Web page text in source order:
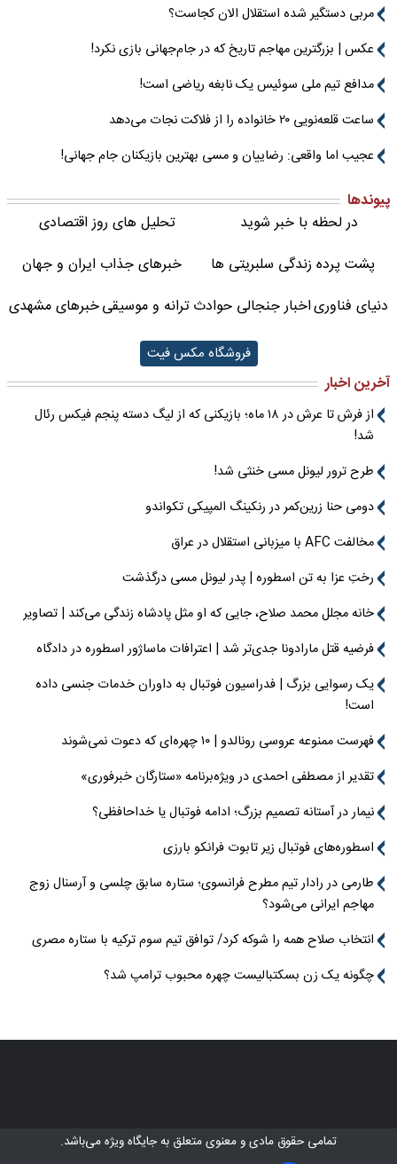
مربی دستگیر شده استقلال الان کجاست؟
عکس | بزرگترین مهاجم تاریخ که در جام‌جهانی بازی نکرد!
مدافع تیم ملی سوئیس یک نابغه ریاضی است!
ساعت قلعه‌نویی ۲۰ خانواده را از فلاکت نجات می‌دهد
عجیب اما واقعی: رضاییان و مسی بهترین بازیکنان جام جهانی!
پیوندها
در لحظه با خبر شوید
تحلیل های روز اقتصادی
پشت پرده زندگی سلبریتی ها
خبرهای جذاب ایران و جهان
دنیای فناوریاخبار جنجالی حوادثترانه و موسیقیخبرهای مشهدی
فروشگاه مکس فیت
آخرین اخبار
از فرش تا عرش در ۱۸ ماه؛ بازیکنی که از لیگ دسته پنجم فیکس رئال
شد!
طرح ترور لیونل مسی خنثی شد!
دومی حنا زرین‌کمر در رنکینگ المپیکی تکواندو
مخالفت AFC با میزبانی استقلال در عراق
رختِ عزا به تن اسطوره | پدر لیونل مسی درگذشت
خانه مجلل محمد صلاح، جایی که او مثل پادشاه زندگی می‌کند | تصاویر
فرضیه قتل مارادونا جدی‌تر شد | اعترافات ماساژور اسطوره در دادگاه
یک رسوایی بزرگ | فدراسیون فوتبال به داوران خدمات جنسی داده
است!
فهرست ممنوعه عروسی رونالدو | ۱۰ چهره‌ای که دعوت نمی‌شوند
تقدیر از مصطفی احمدی در ویژه‌برنامه «ستارگان خبرفوری»
نیمار در آستانه تصمیم بزرگ؛ ادامه فوتبال یا خداحافظی؟
اسطوره‌های فوتبال زیر تابوت فرانکو بارزی
طارمی در رادار تیم مطرح فرانسوی؛ ستاره سابق چلسی و آرسنال زوج
مهاجم ایرانی می‌شود؟
انتخاب صلاح همه را شوکه کرد/ توافق تیم سوم ترکیه با ستاره مصری
چگونه یک زن بسکتبالیست چهره محبوب ترامپ شد؟
تمامی حقوق مادی و معنوی متعلق بهجایگاه ویژهمی‌باشد.